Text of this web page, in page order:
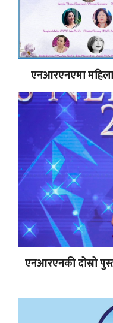
एनआरएनएमा महिला
एनआरएनकी दोस्रो